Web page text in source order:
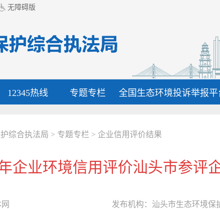
无障碍版
12345热线 专题专栏 全国生态环境投诉举报平
综合执法局 > 专题专栏 > 企业信用评价结果
企业环境信用评价汕头市参评
发布机构： 汕头市生态环境保